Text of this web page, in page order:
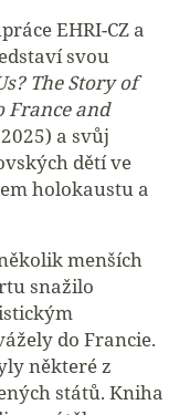
EHRI-CZ a
svou
The Story of
France and
a svůj
dětí ve
holokaustu a
menších
snažilo
do Francie.
některé z
států. Kniha